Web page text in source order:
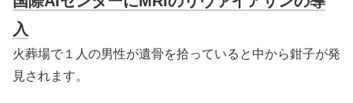
入
火葬場で１人の男性が遺骨を拾っていると中から鉗子が発
見されます。